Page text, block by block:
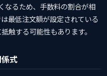
なるため、手数料の割合が相
最低注文額が設定されている
触する可能性もあります。
式